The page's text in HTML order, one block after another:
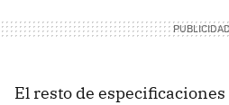
El resto de